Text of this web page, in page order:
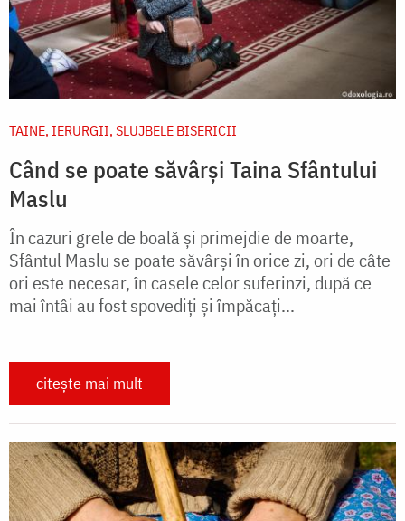
TAINE, IERURGII, SLUJBELE BISERICII
Când se poate săvârși Taina Sfântului
Maslu
În cazuri grele de boală și primejdie de moarte,
Sfântul Maslu se poate săvârși în orice zi, ori de câte
ori este necesar, în casele celor suferinzi, după ce
mai întâi au fost spovediți și împăcați...
citește mai mult